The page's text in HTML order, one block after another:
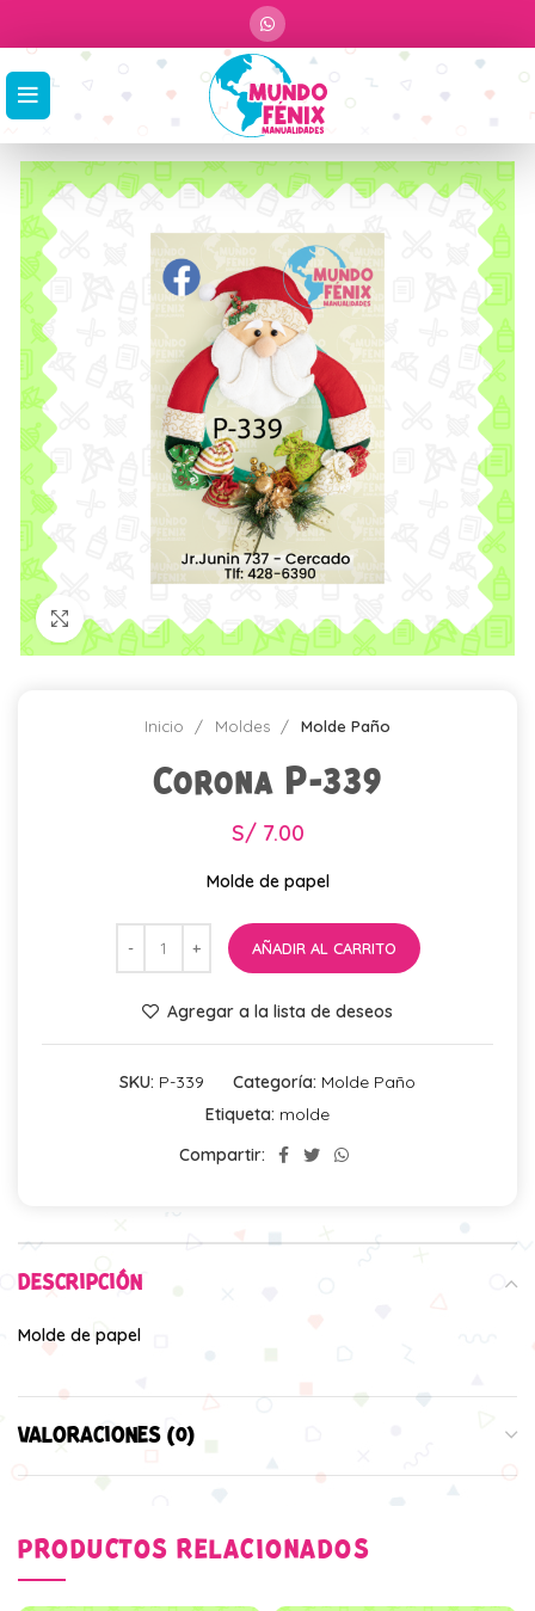
Click para agrandar
Inicio Moldes Molde Paño
Corona P-339
S/7.00
Molde de papel
AÑADIR AL CARRITO
Agregar a la lista de deseos
SKU: P-339 Categoría: Molde Paño
Etiqueta: molde
Compartir:
DESCRIPCIÓN
Molde de papel
VALORACIONES (0)
PRODUCTOS RELACIONADOS